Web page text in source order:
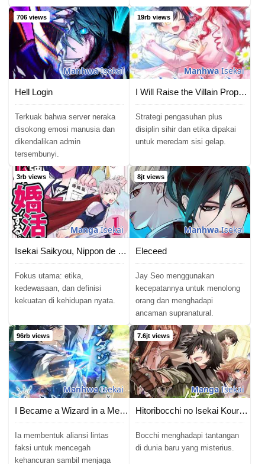
706 views
ManhwaIsekai
Hell Login
Terkuak bahwa server neraka
disokong emosi manusia dan
dikendalikan admin
tersembunyi.
19rb views
ManhwaIsekai
I Will Raise the Villain Properly
Strategi pengasuhan plus
disiplin sihir dan etika dipakai
untuk meredam sisi gelap.
3rb views
MangaIsekai
Isekai Saikyou, Nippon de JK to Konkatsu Suru
Fokus utama: etika,
kedewasaan, dan definisi
kekuatan di kehidupan nyata.
8jt views
ManhwaIsekai
Eleceed
Jay Seo menggunakan
kecepatannya untuk menolong
orang dan menghadapi
ancaman supranatural.
96rb views
ManhwaIsekai
I Became a Wizard in a Medieval Fantasy World
Ia membentuk aliansi lintas
faksi untuk mencegah
kehancuran sambil menjaga
7.6jt views
MangaIsekai
Hitoribocchi no Isekai Kouryaku
Bocchi menghadapi tantangan
di dunia baru yang misterius.